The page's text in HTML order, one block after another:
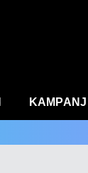
KAMPANJ